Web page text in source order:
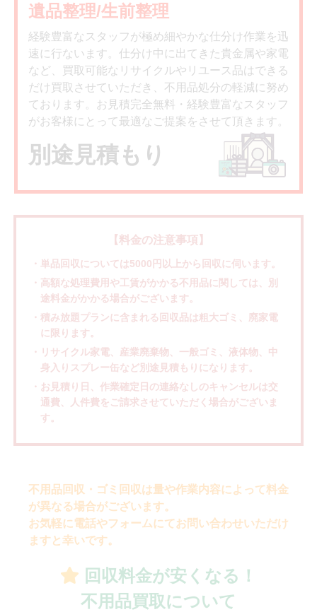
遺品整理/生前整理
経験豊富なスタッフが極め細やかな仕分け作業を迅
速に行ないます。仕分け中に出てきた貴金属や家電
など、買取可能なリサイクルやリユース品はできる
だけ買取させていただき、不用品処分の軽減に努め
ております。お見積完全無料・経験豊富なスタッフ
がお客様にとって最適なご提案をさせて頂きます。
別途見積もり
【料金の注意事項】
・単品回収については5000円以上から回収に伺います。
・高額な処理費用や工賃がかかる不用品に関しては、別
途料金がかかる場合がございます。
・積み放題プランに含まれる回収品は粗大ゴミ、廃家電
に限ります。
・リサイクル家電、産業廃棄物、一般ゴミ、液体物、中
身入りスプレー缶など別途見積もりになります。
・お見積り日、作業確定日の連絡なしのキャンセルは交
通費、人件費をご請求させていただく場合がございま
す。
不用品回収・ゴミ回収は量や作業内容によって料金
が異なる場合がございます。
お気軽に電話やフォームにてお問い合わせいただけ
ますと幸いです。
回収料金が安くなる！
不用品買取について